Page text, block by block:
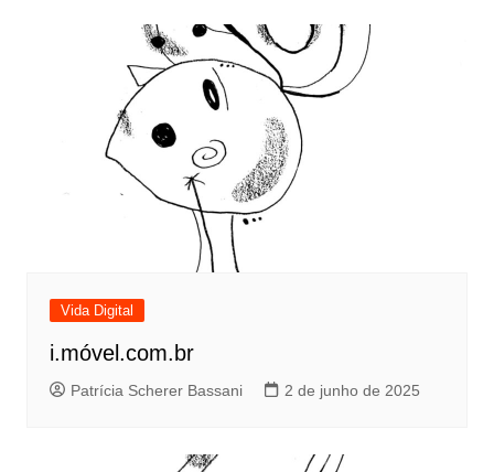
Vida Digital
i.móvel.com.br
Patrícia Scherer Bassani 2 de junho de 2025